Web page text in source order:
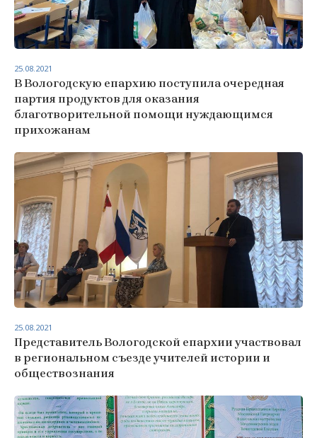
В Вологодскую епархию поступила очередная
партия продуктов для оказания
благотворительной помощи нуждающимся
прихожанам
25.08.2021
Представитель Вологодской епархии участвовал
в региональном съезде учителей истории и
обществознания
25.08.2021